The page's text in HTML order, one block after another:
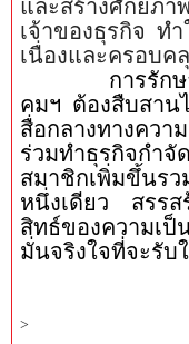
และสร้างศักยภา
เจ้าของธุรกิจ ทำ
เนื่องและครอบค
การรักษารู
คมฯ ต้องสืบสาน
สื่อกลางทางควา
ร่วมทำธุรกิจกำ
สมาชิกเพิ่มขึ้นร
หนึ่งเดียว
สรร
สิทธ์ของความเป็
มั่นจริงใจที่จะรับ
>